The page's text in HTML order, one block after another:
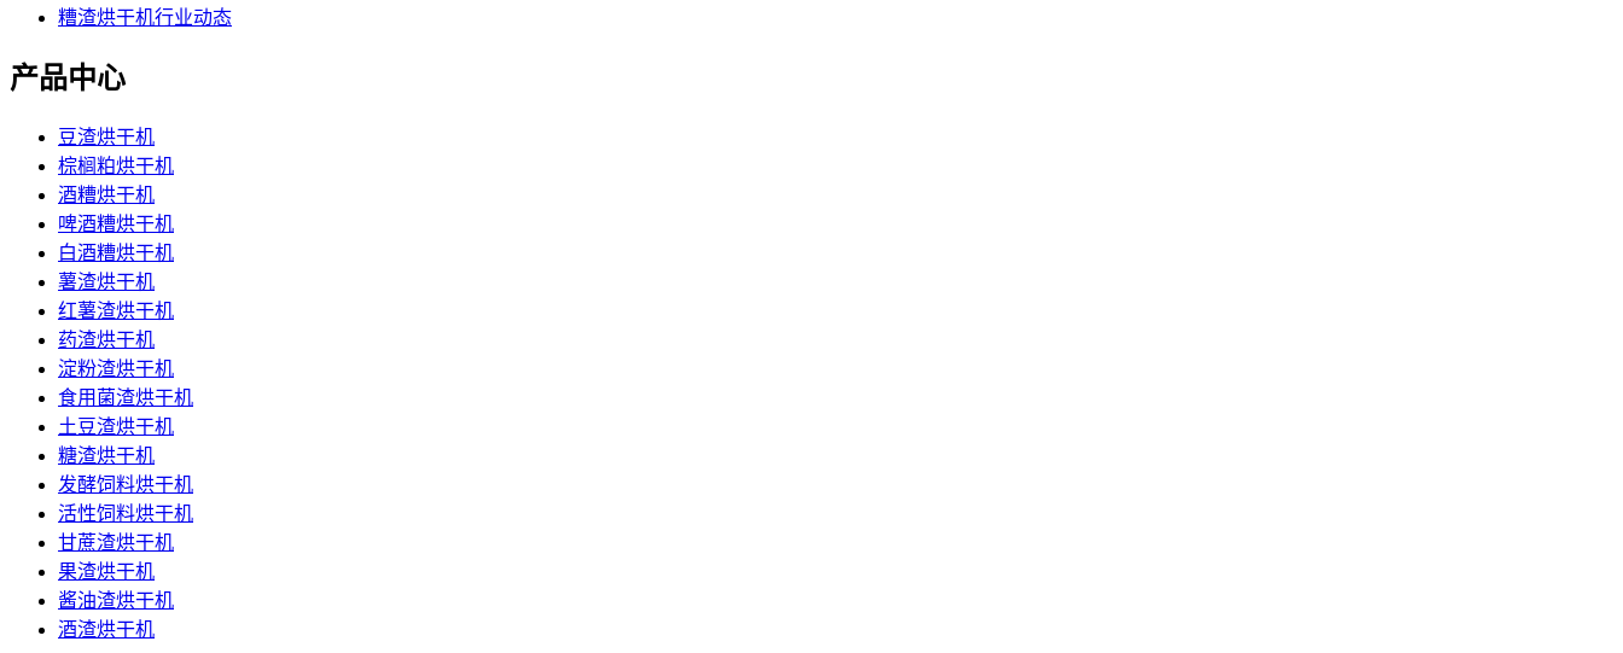
糟渣烘干机行业动态
产品中心
豆渣烘干机
棕榈粕烘干机
酒糟烘干机
啤酒糟烘干机
白酒糟烘干机
薯渣烘干机
红薯渣烘干机
药渣烘干机
淀粉渣烘干机
食用菌渣烘干机
土豆渣烘干机
糖渣烘干机
发酵饲料烘干机
活性饲料烘干机
甘蔗渣烘干机
果渣烘干机
酱油渣烘干机
酒渣烘干机